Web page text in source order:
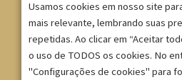
© 2007 – 2025 –
Japi, 1332 – Tatuapé –
Usamos cookies em nosso site
mais relevante, lembrando suas
repetidas. Ao clicar em “Aceitar
o uso de TODOS os cookies. No
"Configurações de cookies" para